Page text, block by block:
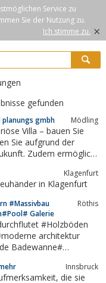
Service zu
Sie der Nutzung zu.
Ich stimme zu. ×
gefunden
gmbh Mödling
Villa – bauen Sie
Sie aufgrund der
Zudem ermöglicht
verhindernKlagenfurt
in Klagenfurt
#Massivbau
Galerie
Röthis
#Holzböden
architektur
Badewanne#
Innsbruck
die sie